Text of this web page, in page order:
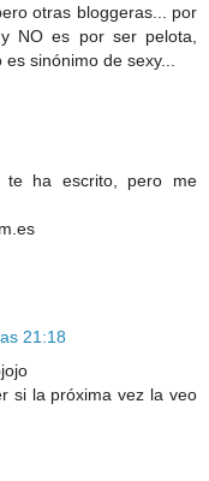
otras bloggeras... por
NO es por ser pelota,
sinónimo de sexy...
te ha escrito, pero me
21:18
si la próxima vez la veo